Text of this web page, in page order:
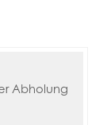
Abholung